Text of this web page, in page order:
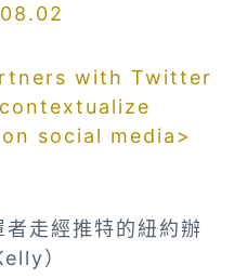
with Twitter
social media>
走經推特的紐約辦
）